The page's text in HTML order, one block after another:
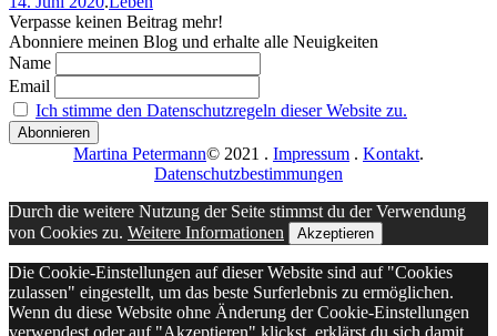
Verpasse keinen Beitrag mehr!
Abonniere meinen Blog und erhalte alle Neuigkeiten
Name
Email
Ich stimme den Datenschutzregeln dieser Website zu.
Martina Petermann© 2021 . Impressum . Kontakt.
Datenschutzbestimmungen
Durch die weitere Nutzung der Seite stimmst du der Verwendung
von Cookies zu. Weitere Informationen Akzeptieren
Die Cookie-Einstellungen auf dieser Website sind auf "Cookies
zulassen" eingestellt, um das beste Surferlebnis zu ermöglichen.
Wenn du diese Website ohne Änderung der Cookie-Einstellungen